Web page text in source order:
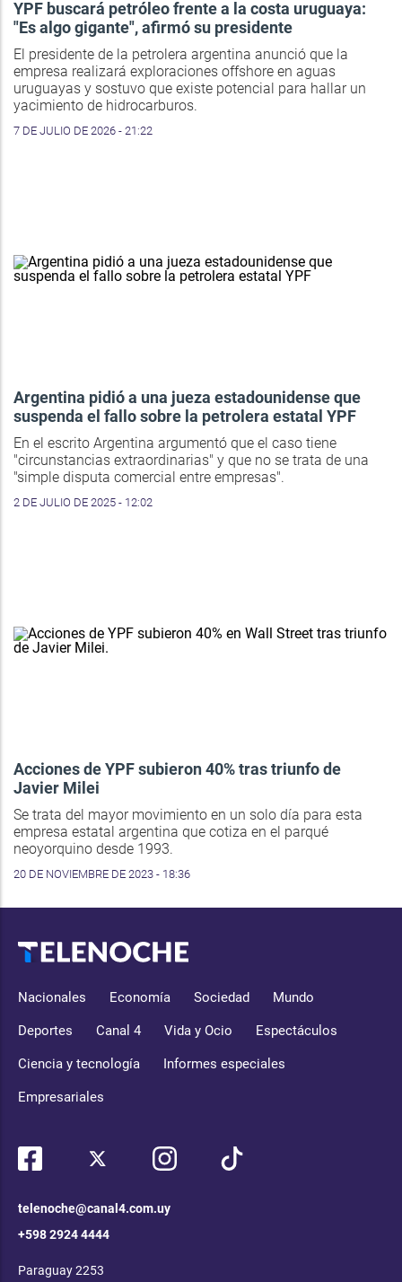
YPF buscará petróleo frente a la costa uruguaya:
"Es algo gigante", afirmó su presidente
El presidente de la petrolera argentina anunció que la
empresa realizará exploraciones offshore en aguas
uruguayas y sostuvo que existe potencial para hallar un
yacimiento de hidrocarburos.
7 DE JULIO DE 2026 - 21:22
Argentina pidió a una jueza estadounidense que
suspenda el fallo sobre la petrolera estatal YPF
En el escrito Argentina argumentó que el caso tiene
"circunstancias extraordinarias" y que no se trata de una
"simple disputa comercial entre empresas".
2 DE JULIO DE 2025 - 12:02
Acciones de YPF subieron 40% tras triunfo de
Javier Milei
Se trata del mayor movimiento en un solo día para esta
empresa estatal argentina que cotiza en el parqué
neoyorquino desde 1993.
20 DE NOVIEMBRE DE 2023 - 18:36
Nacionales Economía Sociedad Mundo
Deportes Canal 4 Vida y Ocio Espectáculos
Ciencia y tecnología Informes especiales
Empresariales
telenoche@canal4.com.uy
+598 2924 4444
Paraguay 2253